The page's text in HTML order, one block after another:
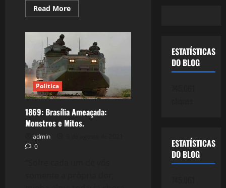
Read MoreRead
more
Voyeur
da
Cabine
eleitoral
ou
Política
1869: Brasília Ameaçada:
Monstros e Mitos.
admin
0
ESTATÍSTICAS
DO BLOG
ESTATÍSTICAS
DO BLOG